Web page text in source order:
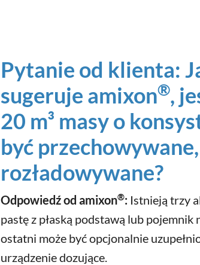
Pytanie od klienta:
sugeruje amixon®,
20 m³ masy o
być
rozładowywane?
Odpowiedź od amixon®: Istnieją trzy
pastę z płaską podstawą lub pojemnik
ostatni może być opcjonalnie
urządzenie dozujące.